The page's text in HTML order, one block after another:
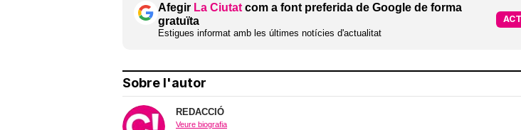
Afegir La Ciutat com a font preferida de Google de forma
gratuïta
Estigues informat amb les últimes notícies d'actualitat
Sobre l'autor
REDACCIÓ
Veure biografia